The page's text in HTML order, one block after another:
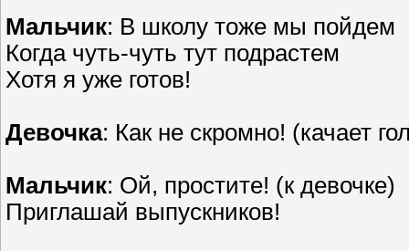
Мальчик: В школу тоже мы пойдем
Когда чуть-чуть тут подрастем
Хотя я уже готов!
Девочка: Как не скромно! (качает
Мальчик: Ой, простите! (к девочке)
Приглашай выпускников!